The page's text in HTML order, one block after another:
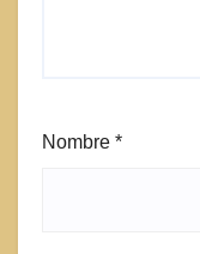
Nombre *